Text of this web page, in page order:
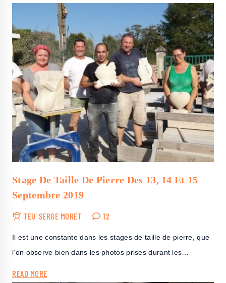
Stage De Taille De Pierre Des 13, 14 Et 15
Septembre 2019
TEU SERGE MORET 12
Il est une constante dans les stages de taille de pierre, que
l’on observe bien dans les photos prises durant les…
READ MORE